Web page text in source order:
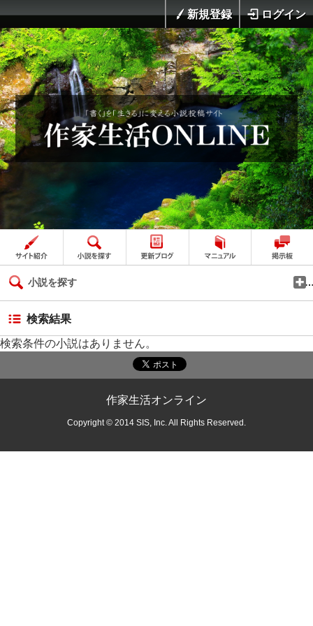
新規登録 ログイン
小説を探す
検索結果
検索条件の小説はありません。
作家生活オンライン
Copyright © 2014 SIS, Inc. All Rights Reserved.